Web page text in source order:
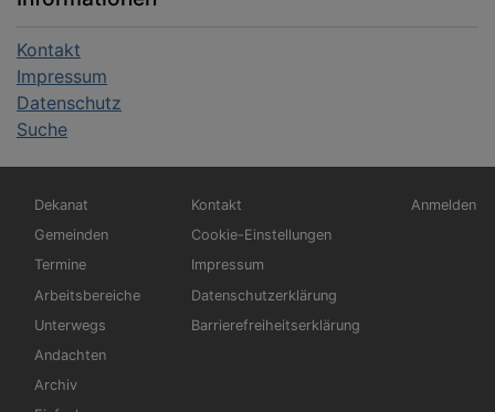
Kontakt
Impressum
Datenschutz
Suche
Hauptnavigation
Dekanat
Gemeinden
Termine
Arbeitsbereiche
Unterwegs
Andachten
Archiv
Fußbereichsmenü
Kontakt
Cookie-Einstellungen
Impressum
Datenschutzerklärung
Barrierefreiheitserklärung
Anmelden